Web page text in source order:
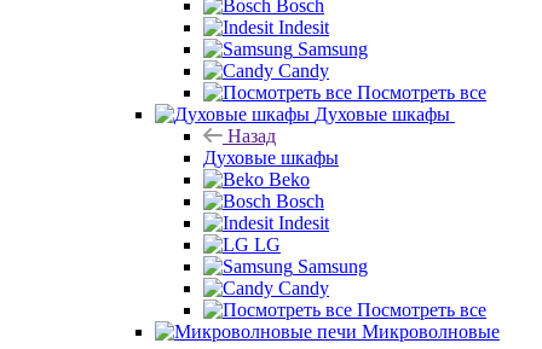
Bosch
Indesit
Samsung
Candy
Посмотреть все
Духовые шкафы
Назад
Духовые шкафы
Beko
Bosch
Indesit
LG
Samsung
Candy
Посмотреть все
Микроволновые